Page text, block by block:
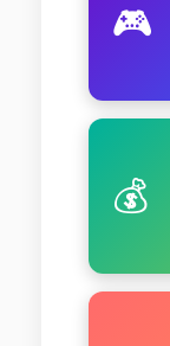
🎮
💰